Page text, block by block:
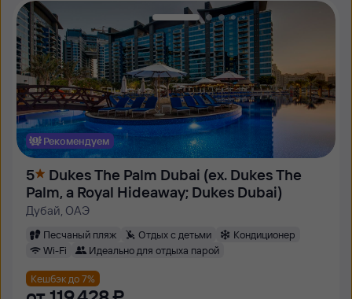
Рекомендуем
5
Dukes The Palm Dubai (ex. Dukes The
Palm, a Royal Hideaway; Dukes Dubai)
Дубай, ОАЭ
Песчаный пляж Отдых с детьми
Кондиционер
Wi-Fi
Идеально для отдыха парой
Кешбэк до 7%